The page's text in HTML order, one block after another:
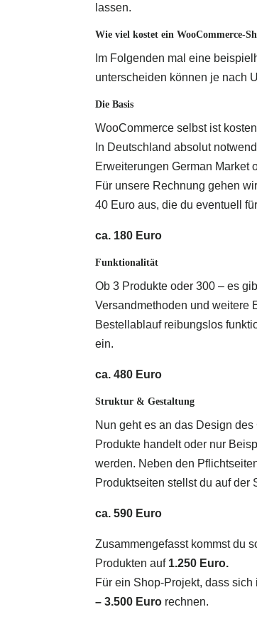
lassen.
Wie viel kostet ein WooCommerce-
Im Folgenden mal eine
unterscheiden können je nach
Die Basis
WooCommerce selbst ist
In Deutschland absolut
Erweiterungen German Market
Für unsere Rechnung gehen
40 Euro aus, die du eventuell
ca. 180 Euro
Funktionalität
Ob 3 Produkte oder 300 – es
Versandmethoden und weitere
Bestellablauf reibungslos
ein.
ca. 480 Euro
Struktur & Gestaltung
Nun geht es an das Design
Produkte handelt oder nur
werden. Neben den
Produktseiten stellst du auf der
ca. 590 Euro
Zusammengefasst kommst du
Produkten auf 1.250 Euro.
Für ein Shop-Projekt, dass
– 3.500 Euro rechnen.